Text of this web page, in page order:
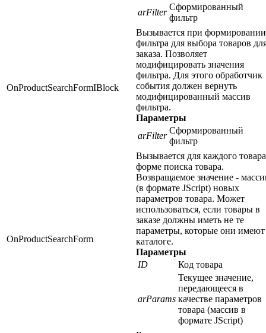
arFilter
Сформированный
фильтр
OnProductSearchFormIBlock
Вызывается при формировании
фильтра для выбора товаров
заказа. Позволяет
модифицировать значения
фильтра. Для этого обработчик
события должен вернуть
модифицированный массив
фильтра.
Параметры
arFilter
Сформированный
фильтр
OnProductSearchForm
Вызывается для каждого
форме поиска товара.
Возвращаемое значение -
(в формате JScript) новых
параметров товара. Может
использоваться, если товары в
заказе должны иметь не те
параметры, которые они
каталоге.
Параметры
ID
Код товара
arParams
Текущее значение,
передающееся в
качестве параметров
товара (массив в
формате JScript)